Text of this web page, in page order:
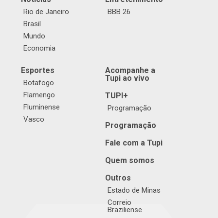
Rio de Janeiro
Brasil
Mundo
Economia
BBB 26
Esportes
Botafogo
Flamengo
Fluminense
Vasco
Acompanhe a
Tupi ao vivo
TUPI+
Programação
Programação
Fale com a Tupi
Quem somos
Outros
Estado de Minas
Correio
Braziliense